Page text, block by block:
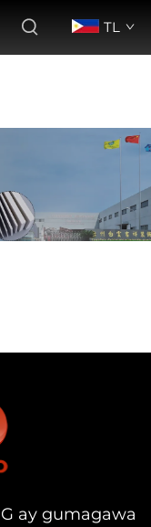
TL
ay gumagawa